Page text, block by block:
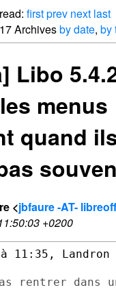
firstprev next last
Archivesby date, by
Libo
menus
quand
<jbfaure -AT-
+0200
à 11:35,
rentrer dans